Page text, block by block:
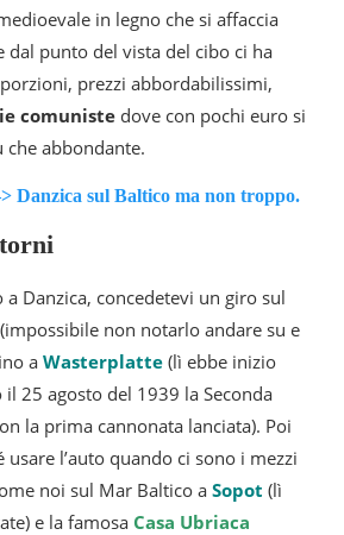
in legno che si affaccia
dal punto del vista del cibo ci ha
prezzi abbordabilissimi,
comuniste dove con pochi euro si
abbondante.
Danzica sul Baltico ma non troppo.
Danzica, concedetevi un giro sul
non notarlo andare su e
a Wasterplatte (lì ebbe inizio
25 agosto del 1939 la Seconda
la prima cannonata lanciata). Poi
usare l’auto quando ci sono i mezzi
noi sul Mar Baltico a Sopot (lì
e la famosa Casa Ubriaca